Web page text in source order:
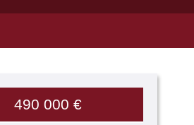
490 000 €